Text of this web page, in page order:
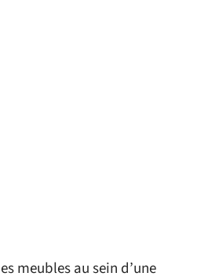
meubles au sein d’une